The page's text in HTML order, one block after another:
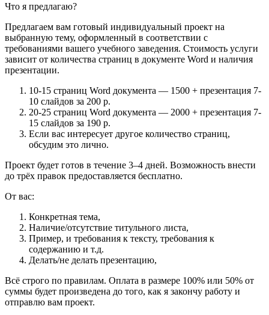
Что я предлагаю?
Предлагаем вам готовый индивидуальный проект на
выбранную тему, оформленный в соответствии с
требованиями вашего учебного заведения. Стоимость услуги
зависит от количества страниц в документе Word и наличия
презентации.
10-15 страниц Word документа — 1500 + презентация 7-
10 слайдов за 200 р.
20-25 страниц Word документа — 2000 + презентация 7-
15 слайдов за 190 р.
Если вас интересует другое количество страниц,
обсудим это лично.
Проект будет готов в течение 3–4 дней. Возможность внести
до трёх правок предоставляется бесплатно.
От вас:
Конкретная тема,
Наличие/отсутствие титульного листа,
Пример, и требования к тексту, требования к
содержанию и т.д.
Делать/не делать презентацию,
Всё строго по правилам. Оплата в размере 100% или 50% от
суммы будет произведена до того, как я закончу работу и
отправлю вам проект.